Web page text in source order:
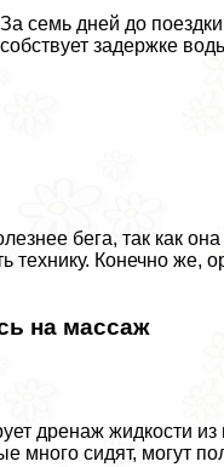
семь дней до
задержке
бега, так как
технику. Конечно же,
на массаж
дренаж жидкости
сидят, могут